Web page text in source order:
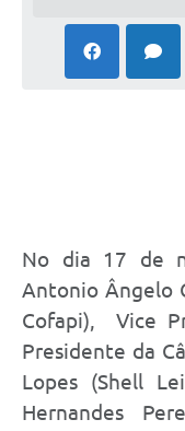
Plano de Capacitação
Dados gerais e Obras
Empresa Inidônea
LGPD - Governo Digital
licenciamento ambiental
No dia 17 de
Antonio Ângelo
Cofapi), Vice
Presidente da
Lopes (Shell
Hernandes